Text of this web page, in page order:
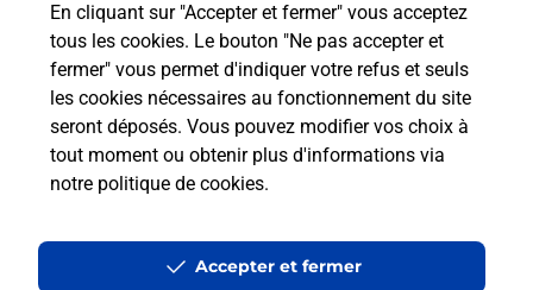
En cliquant sur "Accepter et fermer" vous acceptez
tous les cookies. Le bouton "Ne pas accepter et
fermer" vous permet d'indiquer votre refus et seuls
les cookies nécessaires au fonctionnement du site
seront déposés. Vous pouvez modifier vos choix à
tout moment ou obtenir plus d'informations via
notre politique de cookies.
Accepter et fermer
Est-ce que je peux garder mon
numéro de mobile gratuitement ?
Est-ce que je peux bénéficier de la 5G
avec La Poste Mobile ?
à l’étranger avec La Poste Mobile ?